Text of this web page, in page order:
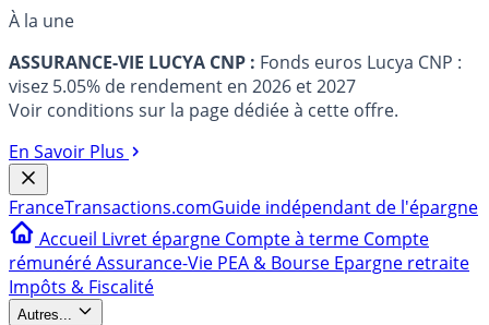
À la une
ASSURANCE-VIE LUCYA CNP : Fonds euros Lucya CNP :
visez 5.05% de rendement en 2026 et 2027
Voir conditions sur la page dédiée à cette offre.
En Savoir Plus
FranceTransactions.comGuide indépendant de l'épargne
Accueil Livret épargne Compte à terme Compte
rémunéréAssurance-Vie PEA & Bourse Epargne retraite
Impôts & Fiscalité
Autres...